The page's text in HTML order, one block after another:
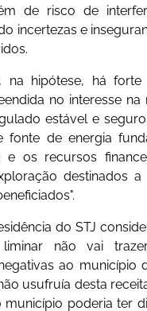
de risco de
incertezas e
na hipótese, há
no interesse
estável e
fonte de energia
e os recursos
destinados a
do STJ
liminar não vai
ao município
usufruía desta
poderia ter